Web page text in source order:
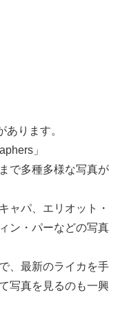
ります。
」
で多種多様な写真が
ャパ、エリオット・
ン・パーなどの写真
、最新のライカを手
写真を見るのも一興